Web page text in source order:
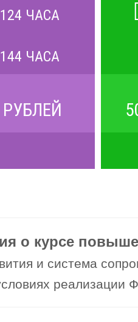
124 ЧАСА
144 ЧАСА
РУБЛЕЙ
о курсе
и система